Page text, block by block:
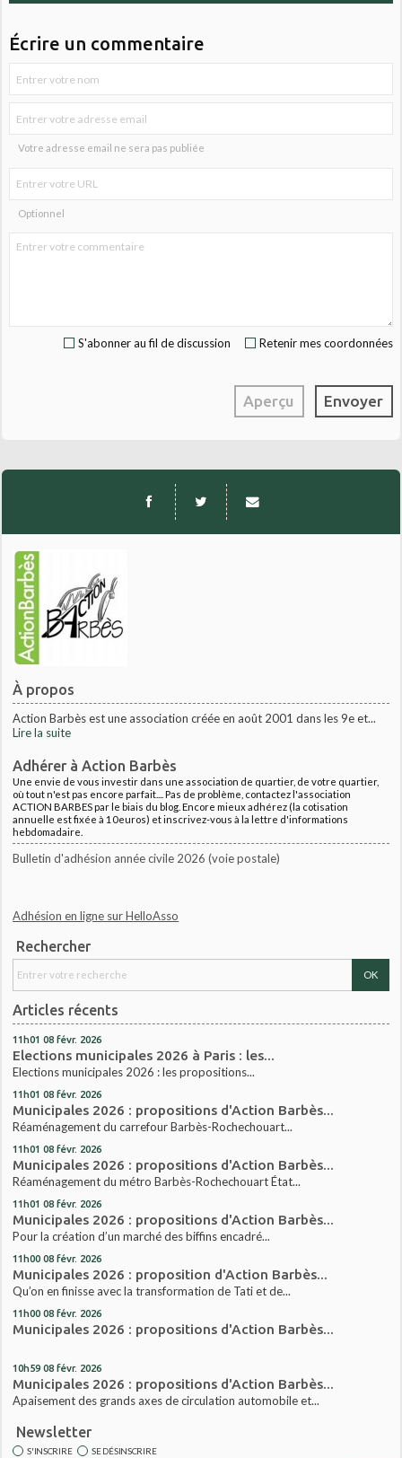
À propos
Action Barbès est une association créée en août 2001 dans les 9e et...
Lire la suite
Adhérer à Action Barbès
Une envie de vous investir dans une association de quartier, de votre quartier,
où tout n'est pas encore parfait.... Pas de problème, contactez l'association
ACTION BARBES par le biais du blog. Encore mieux adhérez (la cotisation
annuelle est fixée à 10euros) et inscrivez-vous à la lettre d'informations
hebdomadaire.
Bulletin d'adhésion année civile 2026 (voie postale)
Adhésion en ligne sur HelloAsso
Rechercher
Articles récents
11h01 08 févr. 2026
Elections municipales 2026 à Paris : les...
Elections municipales 2026 : les propositions...
11h01 08 févr. 2026
Municipales 2026 : propositions d'Action Barbès...
Réaménagement du carrefour Barbès-Rochechouart...
11h01 08 févr. 2026
Municipales 2026 : propositions d'Action Barbès...
Réaménagement du métro Barbès-Rochechouart État...
11h01 08 févr. 2026
Municipales 2026 : propositions d'Action Barbès...
Pour la création d’un marché des biffins encadré...
11h00 08 févr. 2026
Municipales 2026 : proposition d'Action Barbès...
Qu’on en finisse avec la transformation de Tati et de...
11h00 08 févr. 2026
Municipales 2026 : propositions d'Action Barbès...
10h59 08 févr. 2026
Municipales 2026 : propositions d'Action Barbès...
Apaisement des grands axes de circulation automobile et...
Newsletter
S'INSCRIRE SE DÉSINSCRIRE
Écrire un commentaire
Votre adresse email ne sera pas publiée
Optionnel
Retenir mes coordonnées
S'abonner au fil de discussion